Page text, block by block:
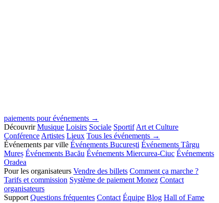
paiements pour événements →
Découvrir Musique Loisirs Sociale Sportif Art et Culture
Conférence Artistes Lieux Tous les événements →
Événements par ville Événements București Événements Târgu
Mureș Événements Bacău Événements Miercurea-Ciuc Événements
Oradea
Pour les organisateurs Vendre des billets Comment ça marche ?
Tarifs et commission Système de paiement Monez Contact
organisateurs
Support Questions fréquentes Contact Équipe Blog Hall of Fame